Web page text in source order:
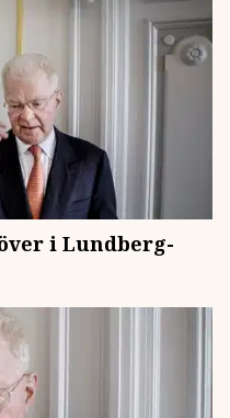
i Lundberg-